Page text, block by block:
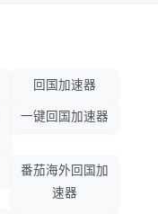
回国加速器
一键回国加速器
番茄海外回国加
速器